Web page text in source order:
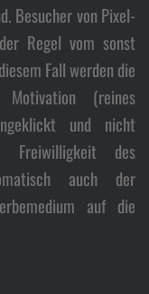
Besucher von Pixel-
Regel vom sonst
Fall werden die
Motivation (reines
und nicht
Freiwilligkeit des
auch der
auf die